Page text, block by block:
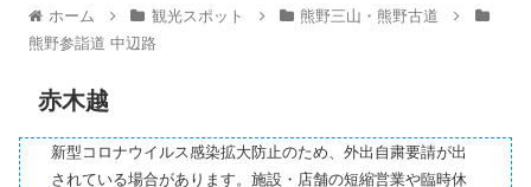
ホーム 観光スポット
熊野三山・熊野古道
熊野参詣道 中辺路
赤木越
新型コロナウイルス感染拡大防止のため、外出自粛要請が出
されている場合があります。施設・店舗の短縮営業や臨時休